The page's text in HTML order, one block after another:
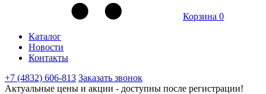
Корзина 0
Каталог
Новости
Контакты
+7 (4832) 606-813 Заказать звонок
Актуальные цены и акции - доступны после регистрации!